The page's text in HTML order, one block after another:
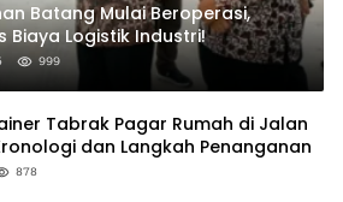
Batang Mulai Beroperasi,
Biaya Logistik Industri!
999
Tabrak Pagar Rumah di Jalan
dan Langkah Penanganan
878